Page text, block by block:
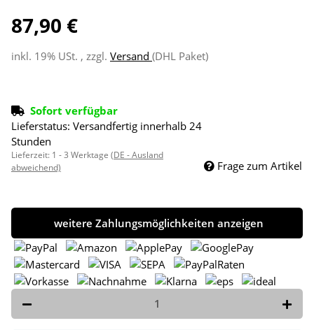
87,90 €
inkl. 19% USt. , zzgl. Versand (DHL Paket)
Sofort verfügbar
Lieferstatus: Versandfertig innerhalb 24
Stunden
Lieferzeit: 1 - 3 Werktage (DE - Ausland
abweichend)
Frage zum Artikel
weitere Zahlungsmöglichkeiten anzeigen